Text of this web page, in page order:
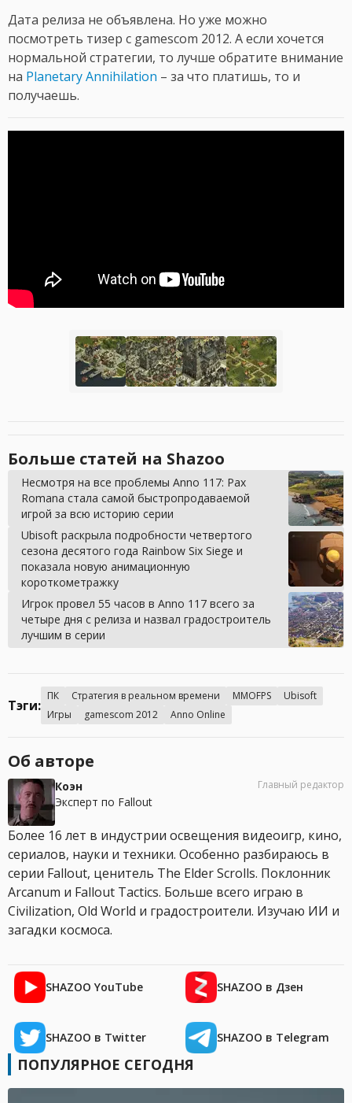
Дата релиза не объявлена. Но уже можно
посмотреть тизер с gamescom 2012. А если хочется
нормальной стратегии, то лучше обратите внимание
на Planetary Annihilation – за что платишь, то и
получаешь.
Больше статей на Shazoo
Несмотря на все проблемы Anno 117: Pax
Romana стала самой быстропродаваемой
игрой за всю историю серии
Ubisoft раскрыла подробности четвертого
сезона десятого года Rainbow Six Siege и
показала новую анимационную
короткометражку
Игрок провел 55 часов в Anno 117 всего за
четыре дня с релиза и назвал градостроитель
лучшим в серии
Тэги:
ПК Стратегия в реальном времени MMOFPS
Ubisoft
Игры
gamescom 2012 Anno Online
Об авторе
Коэн
Эксперт по Fallout
Главный редактор
Более 16 лет в индустрии освещения видеоигр, кино,
сериалов, науки и техники. Особенно разбираюсь в
серии Fallout, ценитель The Elder Scrolls. Поклонник
Arcanum и Fallout Tactics. Больше всего играю в
Civilization, Old World и градостроители. Изучаю ИИ и
загадки космоса.
SHAZOO YouTube SHAZOO в Дзен
SHAZOO в Twitter SHAZOO в Telegram
ПОПУЛЯРНОЕ СЕГОДНЯ